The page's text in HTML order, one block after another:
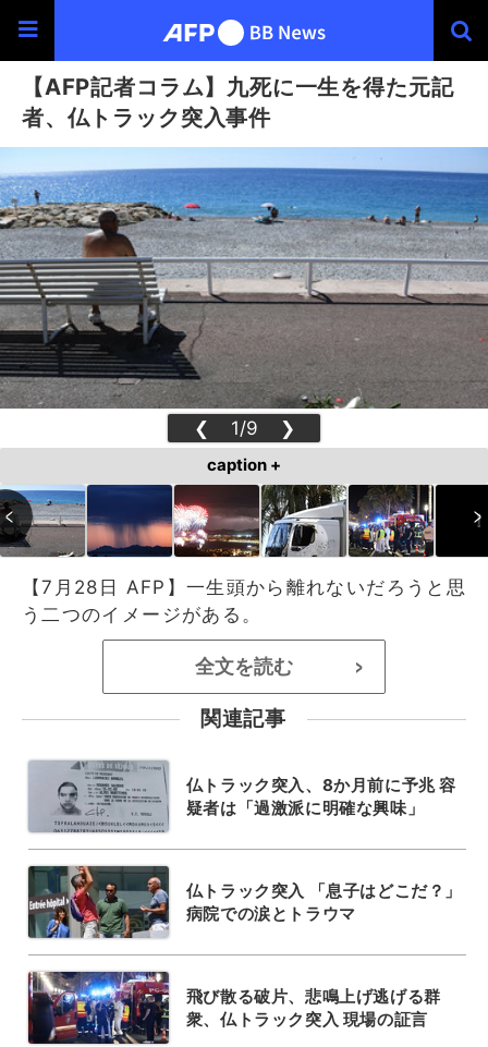
【AFP記者コラム】九死に一生を得た元記
者、仏トラック突入事件
❮ 1/9 ❯
caption +
！
【7月28日 AFP】一生頭から離れないだろうと思
う二つのイメージがある。
全文を読む >
関連記事
仏トラック突入、8か月前に予兆 容
疑者は「過激派に明確な興味」
仏トラック突入 「息子はどこだ？」
病院での涙とトラウマ
飛び散る破片、悲鳴上げ逃げる群
衆、仏トラック突入 現場の証言